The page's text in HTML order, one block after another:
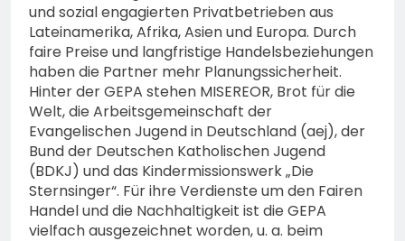
und sozial engagierten Privatbetrieben aus
Lateinamerika, Afrika, Asien und Europa. Durch
faire Preise und langfristige Handelsbeziehungen
haben die Partner mehr Planungssicherheit.
Hinter der GEPA stehen MISEREOR, Brot für die
Welt, die Arbeitsgemeinschaft der
Evangelischen Jugend in Deutschland (aej), der
Bund der Deutschen Katholischen Jugend
(BDKJ) und das Kindermissionswerk „Die
Sternsinger“. Für ihre Verdienste um den Fairen
Handel und die Nachhaltigkeit ist die GEPA
vielfach ausgezeichnet worden, u. a. beim